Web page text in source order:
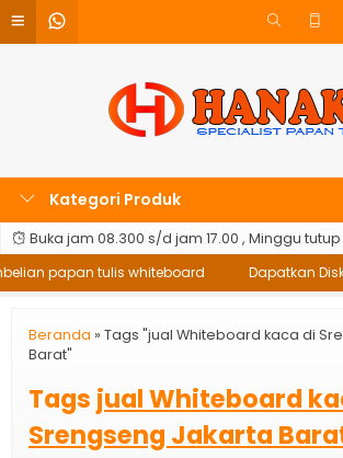
Kategori Produk
Buka jam 08.300 s/d jam 17.00 , Minggu tutup
papan tulis whiteboard
Dapatkan
Beranda » Tags "jual Whiteboard kaca di
Barat"
Tags jual Whiteboard
Srengseng Jakarta